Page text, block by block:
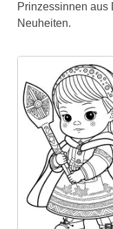
Prinzessinnen aus
Neuheiten.